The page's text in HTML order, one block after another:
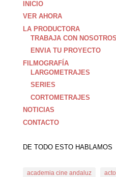
INICIO
VER AHORA
LA PRODUCTORA
TRABAJA CON NOSOTROS
ENVIA TU PROYECTO
FILMOGRAFÍA
LARGOMETRAJES
SERIES
CORTOMETRAJES
NOTICIAS
CONTACTO
DE TODO ESTO HABLAMOS
academia cine andaluz